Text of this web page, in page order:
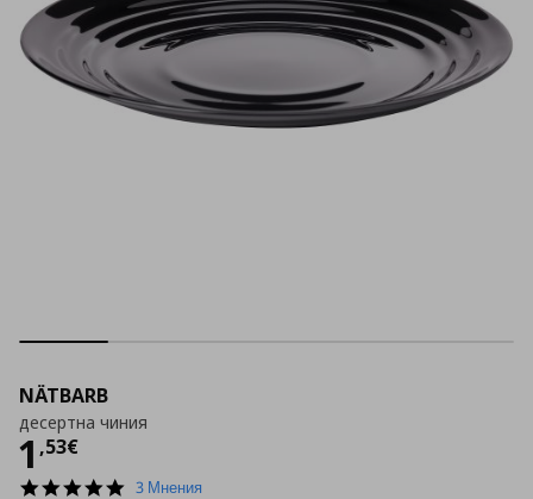
NÄTBARB
десертна чиния
1 ,53€
Цена
5.0
3 Мнения